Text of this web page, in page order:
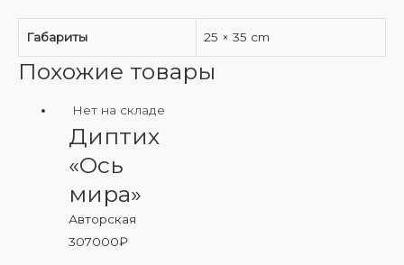
Габариты 25 × 35 cm
Похожие товары
Нет на складе
Диптих
«Ось
мира»
Авторская
307000₽